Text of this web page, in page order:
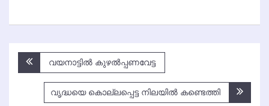
Post
navigation
വയനാട്ടില്‍ കുഴല്‍പ്പണവേട്ട
വൃദ്ധയെ കൊല്ലപ്പെട്ട നിലയില്‍ കണ്ടെത്തി